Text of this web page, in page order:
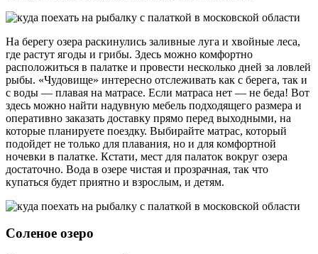
На берегу озера раскинулись заливные луга и хвойные леса,
где растут ягоды и грибы. Здесь можно комфортно
расположиться в палатке и провести несколько дней за ловлей
рыбы. «Чудовище» интересно отслеживать как с берега, так и
с воды — плавая на матрасе. Если матраса нет — не беда! Вот
здесь можно найти надувную мебель подходящего размера и
оперативно заказать доставку прямо перед выходными, на
которые планируете поездку. Выбирайте матрас, который
подойдет не только для плавания, но и для комфортной
ночевки в палатке. Кстати, мест для палаток вокруг озера
достаточно. Вода в озере чистая и прозрачная, так что
купаться будет приятно и взрослым, и детям.
Соленое озеро